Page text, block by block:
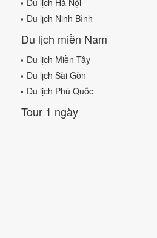
Du lịch Hà Nội
Du lịch Ninh Bình
Du lịch miền Nam
Du lịch Miền Tây
Du lịch Sài Gòn
Du lịch Phú Quốc
Tour 1 ngày